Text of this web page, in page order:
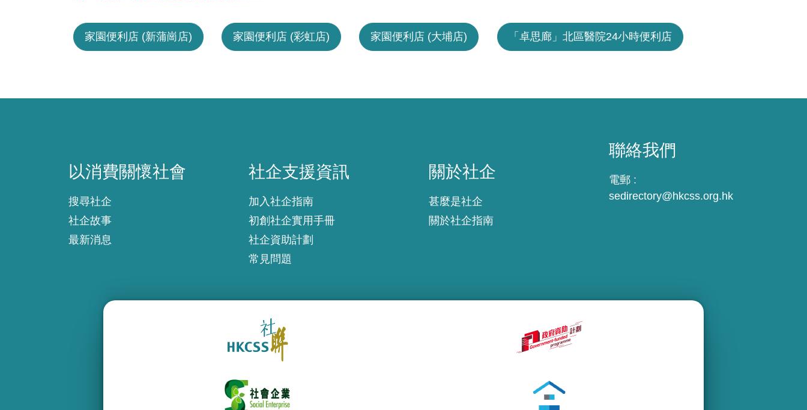
家園便利店 (新蒲崗店) 家園便利店 (彩虹店) 家園便利店 (大埔店) 「卓思廊」北區醫院24小時便利店
以消費關懷社會
搜尋社企
社企故事
最新消息
社企支援資訊
加入社企指南
初創社企實用手冊
社企資助計劃
常見問題
關於社企
甚麼是社企
關於社企指南
聯絡我們
電郵 :
sedirectory@hkcss.org.hk